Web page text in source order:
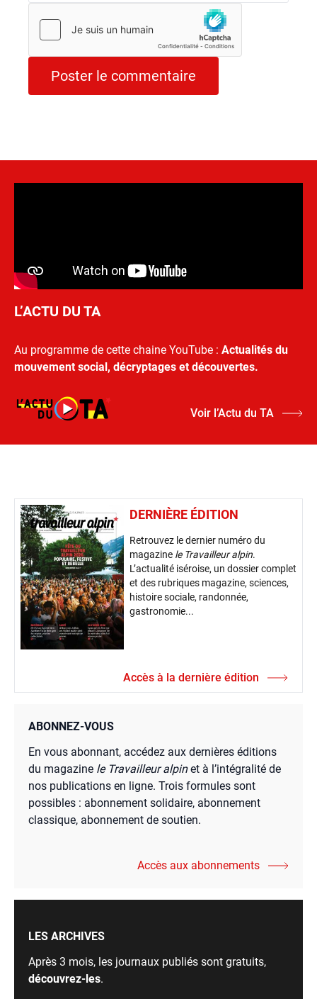
L’ACTU DU TA
Au programme de cette chaine YouTube : Actualités du
mouvement social, décryptages et découvertes.
Voir l’Actu du TA
DERNIÈRE ÉDITION
Retrouvez le dernier numéro du
magazine le Travailleur alpin.
L’actualité iséroise, un dossier complet
et des rubriques magazine, sciences,
histoire sociale, randonnée,
gastronomie...
Accès à la dernière édition
ABONNEZ-VOUS
En vous abonnant, accédez aux dernières éditions
du magazine le Travailleur alpinet à l’intégralité de
nos publications en ligne. Trois formules sont
possibles : abonnement solidaire, abonnement
classique, abonnement de soutien.
Accès aux abonnements
LES ARCHIVES
Après 3 mois, les journaux publiés sont gratuits,
découvrez-les.